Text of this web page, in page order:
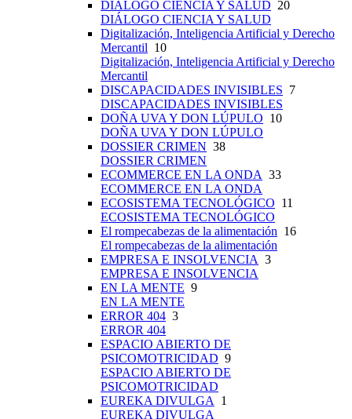
DIÁLOGO CIENCIA Y SALUD 20
DIÁLOGO CIENCIA Y SALUD
Digitalización, Inteligencia Artificial y Derecho
Mercantil 10
Digitalización, Inteligencia Artificial y Derecho
Mercantil
DISCAPACIDADES INVISIBLES 7
DISCAPACIDADES INVISIBLES
DOÑA UVA Y DON LÚPULO 10
DOÑA UVA Y DON LÚPULO
DOSSIER CRIMEN 38
DOSSIER CRIMEN
ECOMMERCE EN LA ONDA 33
ECOMMERCE EN LA ONDA
ECOSISTEMA TECNOLÓGICO 11
ECOSISTEMA TECNOLÓGICO
El rompecabezas de la alimentación 16
El rompecabezas de la alimentación
EMPRESA E INSOLVENCIA 3
EMPRESA E INSOLVENCIA
EN LA MENTE 9
EN LA MENTE
ERROR 404 3
ERROR 404
ESPACIO ABIERTO DE
PSICOMOTRICIDAD 9
ESPACIO ABIERTO DE
PSICOMOTRICIDAD
EUREKA DIVULGA
1
EUREKA DIVULGA